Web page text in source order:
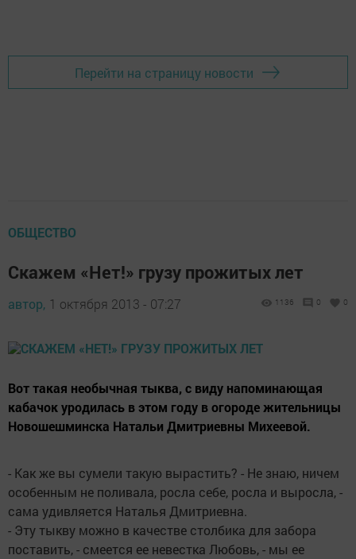
Перейти на страницу новости
ОБЩЕСТВО
Скажем «Нет!» грузу прожитых лет
автор, 1 октября 2013 - 07:27 1136 0 0
Вот такая необычная тыква, с виду напоминающая
кабачок уродилась в этом году в огороде жительницы
Новошешминска Натальи Дмитриевны Михеевой.
- Как же вы сумели такую вырастить? - Не знаю, ничем
особенным не поливала, росла себе, росла и выросла, -
сама удивляется Наталья Дмитриевна.
- Эту тыкву можно в качестве столбика для забора
поставить, - смеется ее невестка Любовь, - мы ее